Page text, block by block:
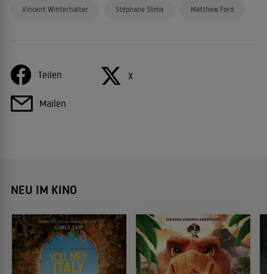
Vincent Winterhalter Stéphane Slima Matthew Ford
Teilen X
Mailen
NEU IM KINO